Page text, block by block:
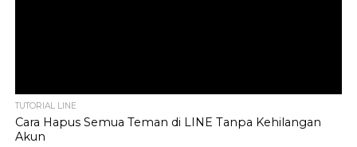
TUTORIAL LINE
Cara Hapus Semua Teman di LINE Tanpa Kehilangan
Akun